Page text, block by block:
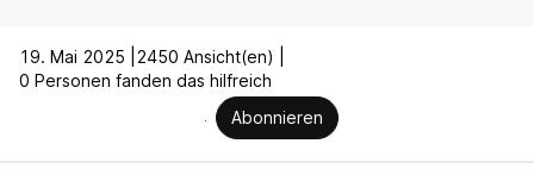
19. Mai 2025 |
2450 Ansicht(en) |
0 Personen fanden das hilfreich
Abonnieren